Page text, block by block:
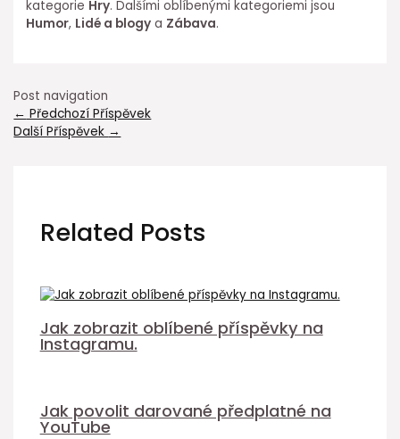
kategorie Hry. Dalšími oblíbenými kategoriemi jsou
Humor, Lidé a blogy a Zábava.
Post navigation
← Předchozí Příspěvek
Další Příspěvek →
Related Posts
Jak zobrazit oblíbené příspěvky na
Instagramu.
Jak povolit darované předplatné na
YouTube